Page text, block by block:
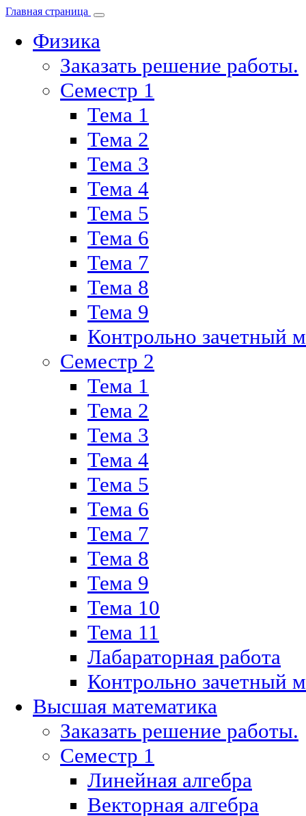
Главная страница
Физика
Заказать решение работы.
Семестр 1
Тема 1
Тема 2
Тема 3
Тема 4
Тема 5
Тема 6
Тема 7
Тема 8
Тема 9
Контрольно зачетный
Семестр 2
Тема 1
Тема 2
Тема 3
Тема 4
Тема 5
Тема 6
Тема 7
Тема 8
Тема 9
Тема 10
Тема 11
Лабараторная работа
Контрольно зачетный
Высшая математика
Заказать решение работы.
Семестр 1
Линейная алгебра
Векторная алгебра